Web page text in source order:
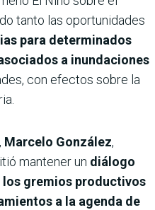
tanto las oportunidades
para determinados
a inundaciones
con efectos sobre la
Marcelo González,
mantener un diálogo
los gremios productivos
a la agenda de